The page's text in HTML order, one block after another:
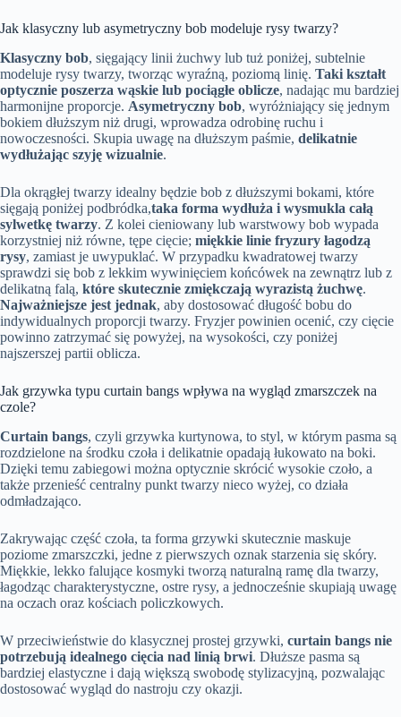
Jak klasyczny lub asymetryczny bob modeluje rysy twarzy?
Klasyczny bob, sięgający linii żuchwy lub tuż poniżej, subtelnie
modeluje rysy twarzy, tworząc wyraźną, poziomą linię. Taki kształt
optycznie poszerza wąskie lub pociągłe oblicze, nadając mu bardziej
harmonijne proporcje. Asymetryczny bob, wyróżniający się jednym
bokiem dłuższym niż drugi, wprowadza odrobinę ruchu i
nowoczesności. Skupia uwagę na dłuższym paśmie, delikatnie
wydłużając szyję wizualnie.
Dla okrągłej twarzy idealny będzie bob z dłuższymi bokami, które
sięgają poniżej podbródka,taka forma wydłuża i wysmukla całą
sylwetkę twarzy. Z kolei cieniowany lub warstwowy bob wypada
korzystniej niż równe, tępe cięcie; miękkie linie fryzury łagodzą
rysy, zamiast je uwypuklać. W przypadku kwadratowej twarzy
sprawdzi się bob z lekkim wywinięciem końcówek na zewnątrz lub z
delikatną falą, które skutecznie zmiękczają wyrazistą żuchwę.
Najważniejsze jest jednak, aby dostosować długość bobu do
indywidualnych proporcji twarzy. Fryzjer powinien ocenić, czy cięcie
powinno zatrzymać się powyżej, na wysokości, czy poniżej
najszerszej partii oblicza.
Jak grzywka typu curtain bangs wpływa na wygląd zmarszczek na
czole?
Curtain bangs, czyli grzywka kurtynowa, to styl, w którym pasma są
rozdzielone na środku czoła i delikatnie opadają łukowato na boki.
Dzięki temu zabiegowi można optycznie skrócić wysokie czoło, a
także przenieść centralny punkt twarzy nieco wyżej, co działa
odmładzająco.
Zakrywając część czoła, ta forma grzywki skutecznie maskuje
poziome zmarszczki, jedne z pierwszych oznak starzenia się skóry.
Miękkie, lekko falujące kosmyki tworzą naturalną ramę dla twarzy,
łagodząc charakterystyczne, ostre rysy, a jednocześnie skupiają uwagę
na oczach oraz kościach policzkowych.
W przeciwieństwie do klasycznej prostej grzywki, curtain bangs nie
potrzebują idealnego cięcia nad linią brwi. Dłuższe pasma są
bardziej elastyczne i dają większą swobodę stylizacyjną, pozwalając
dostosować wygląd do nastroju czy okazji.